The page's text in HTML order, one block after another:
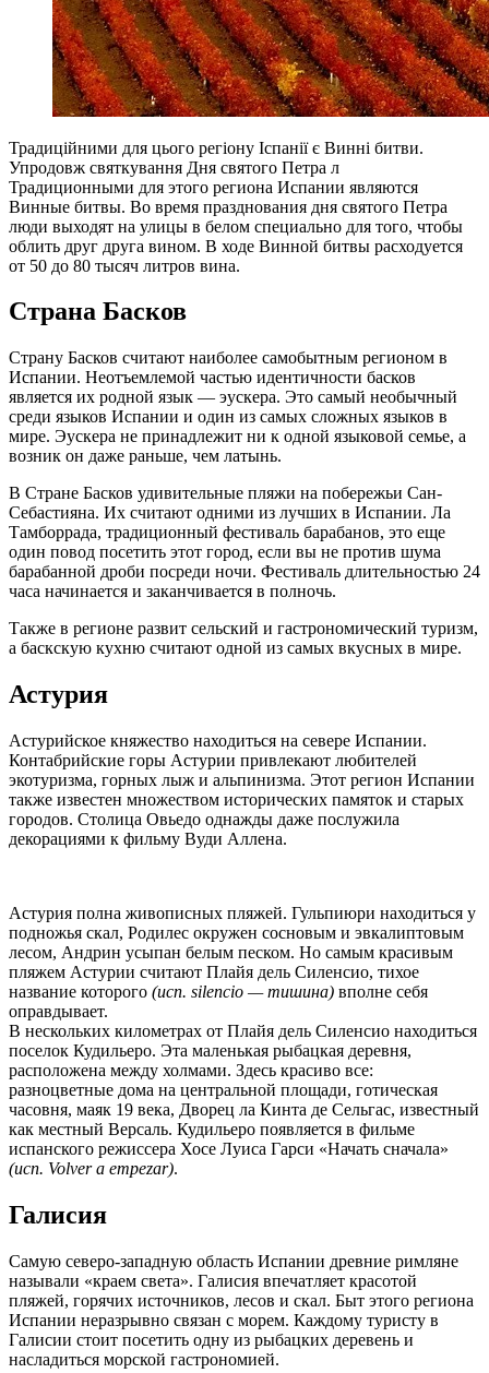
Традиційними для цього регіону Іспанії є Винні битви.
Упродовж святкування Дня святого Петра л
Традиционными для этого региона Испании являются
Винные битвы. Во время празднования дня святого Петра
люди выходят на улицы в белом специально для того, чтобы
облить друг друга вином. В ходе Винной битвы расходуется
от 50 до 80 тысяч литров вина.
Страна Басков
Страну Басков считают наиболее самобытным регионом в
Испании. Неотъемлемой частью идентичности басков
является их родной язык — эускера. Это самый необычный
среди языков Испании и один из самых сложных языков в
мире. Эускера не принадлежит ни к одной языковой семье, а
возник он даже раньше, чем латынь.
В Стране Басков удивительные пляжи на побережьи Сан-
Себастияна. Их считают одними из лучших в Испании. Ла
Тамборрада, традиционный фестиваль барабанов, это еще
один повод посетить этот город, если вы не против шума
барабанной дроби посреди ночи. Фестиваль длительностью 24
часа начинается и заканчивается в полночь.
Также в регионе развит сельский и гастрономический туризм,
а баскскую кухню считают одной из самых вкусных в мире.
Астурия
Астурийское княжество находиться на севере Испании.
Контабрийские горы Астурии привлекают любителей
экотуризма, горных лыж и альпинизма. Этот регион Испании
также известен множеством исторических памяток и старых
городов. Столица Овьедо однажды даже послужила
декорациями к фильму Вуди Аллена.
Астурия полна живописных пляжей. Гульпиюри находиться у
подножья скал, Родилес окружен сосновым и эвкалиптовым
лесом, Андрин усыпан белым песком. Но самым красивым
пляжем Астурии считают Плайя дель Силенсио, тихое
название которого (исп. silencio — тишина) вполне себя
оправдывает.
В нескольких километрах от Плайя дель Силенсио находиться
поселок Кудильеро. Эта маленькая рыбацкая деревня,
расположена между холмами. Здесь красиво все:
разноцветные дома на центральной площади, готическая
часовня, маяк 19 века, Дворец ла Кинта де Сельгас, известный
как местный Версаль. Кудильеро появляется в фильме
испанского режиссера Хосе Луиса Гарси «Начать сначала»
(исп. Volver a empezar).
Галисия
Самую северо-западную область Испании древние римляне
называли «краем света». Галисия впечатляет красотой
пляжей, горячих источников, лесов и скал. Быт этого региона
Испании неразрывно связан с морем. Каждому туристу в
Галисии стоит посетить одну из рыбацких деревень и
насладиться морской гастрономией.